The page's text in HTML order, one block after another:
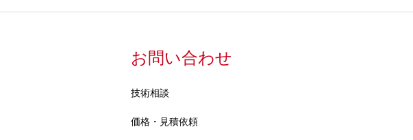
お問い合わせ
技術相談
価格・見積依頼